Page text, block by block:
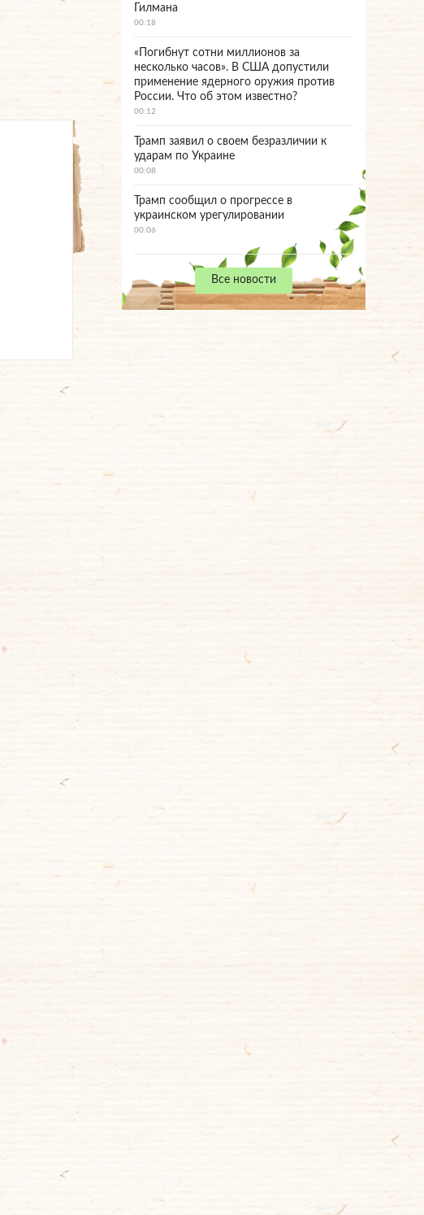
Гилмана
00:18
«Погибнут сотни миллионов за
несколько часов». В США допустили
применение ядерного оружия против
России. Что об этом известно?
00:12
Трамп заявил о своем безразличии к
ударам по Украине
00:08
Трамп сообщил о прогрессе в
украинском урегулировании
00:06
Все новости